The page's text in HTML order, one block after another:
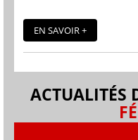
EN SAVOIR +
ACTUALITÉS